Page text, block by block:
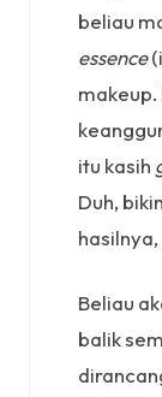
beliau
essence
itu kasih
Duh,
hasilnya,
Beliau
balik